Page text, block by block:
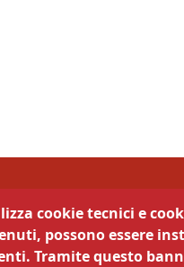
Commercio
La
cookie tecnici e
possono essere
Tramite questo